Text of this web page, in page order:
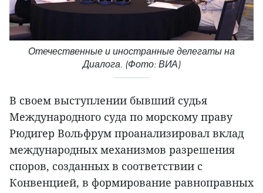
Отечественные и иностранные делегаты на
Диалога. (Фото: ВИА)
В своем выступлении бывший судья
Международного суда по морскому праву
Рюдигер Вольфрум проанализировал вклад
международных механизмов разрешения
споров, созданных в соответствии с
Конвенцией, в формирование равноправных